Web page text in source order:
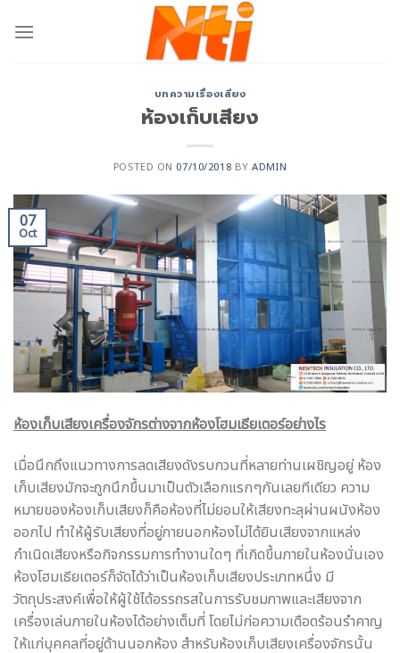
บทความเรื่องเสียง
ห้องเก็บเสียง
POSTED ON 07/10/2018 BYADMIN
07
Oct
ห้องเก็บเสียงเครื่องจักรต่างจากห้องโฮมเธียเตอร์อย่างไร
เมื่อนึกถึงแนวทางการลดเสียงดังรบกวนที่หลายท่านเผชิญอยู่ ห้อง
เก็บเสียงมักจะถูกนึกขึ้นมาเป็นตัวเลือกแรกๆกันเลยทีเดียว ความ
หมายของห้องเก็บเสียงก็คือห้องที่ไม่ยอมให้เสียงทะลุผ่านผนังห้อง
ออกไป ทำให้ผู้รับเสียงที่อยู่ภายนอกห้องไม่ได้ยินเสียงจากแหล่ง
กำเนิดเสียงหรือกิจกรรมการทำงานใดๆ ที่เกิดขึ้นภายในห้องนั่นเอง
ห้องโฮมเธียเตอร์ก็จัดได้ว่าเป็นห้องเก็บเสียงประเภทหนึ่ง มี
วัตถุประสงค์เพื่อให้ผู้ใช้ได้อรรถรสในการรับชมภาพและเสียงจาก
เครื่องเล่นภายในห้องได้อย่างเต็มที่ โดยไม่ก่อความเดือดร้อนรำคาญ
ให้แก่บุคคลที่อยู่ด้านนอกห้อง สำหรับห้องเก็บเสียงเครื่องจักรนั้น